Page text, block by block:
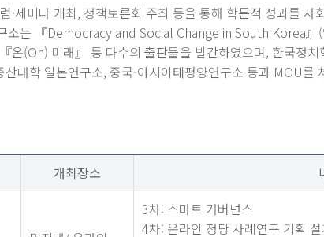
세미나 개최, 정책토론회 주최 등을 통해 학문적 성과를
소는 『Democracy and Social Change in South Korea
(On) 미래』 등 다수의 출판물을 발간하였으며, 한국정
대학 일본연구소, 중국-아시아태평양연구소 등과 MOU를
개최장소
3차: 스마트 거버넌스
4차: 온라인 정당 사례연구 기획 설